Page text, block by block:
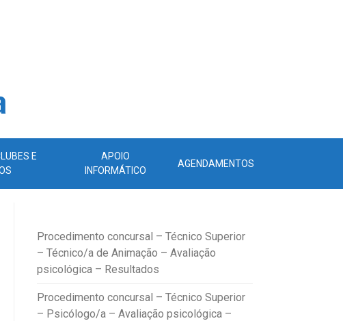
E
APOIO
INFORMÁTICO
AGENDAMENTOS
Procedimento concursal – Técnico Superior
– Técnico/a de Animação – Avaliação
psicológica – Resultados
Procedimento concursal – Técnico Superior
– Psicólogo/a – Avaliação psicológica –